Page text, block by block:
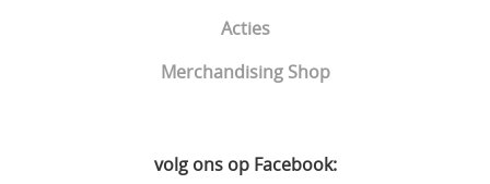
Acties
Merchandising Shop
volg ons op Facebook: